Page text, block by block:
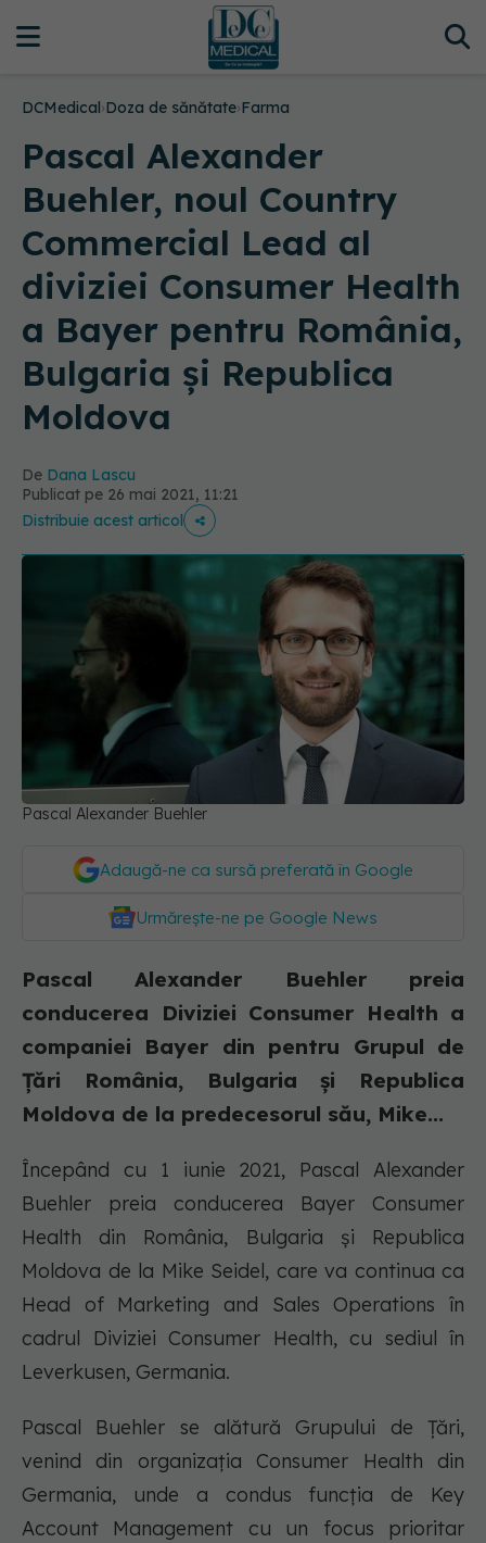
DCMedical›Doza de sănătate›Farma
Pascal Alexander
Buehler, noul Country
Commercial Lead al
diviziei Consumer Health
a Bayer pentru România,
Bulgaria și Republica
Moldova
De Dana Lascu
Publicat pe 26 mai 2021, 11:21
Distribuie acest articol
Pascal Alexander Buehler
Adaugă-ne ca sursă preferată în Google
Urmărește-ne pe Google News
Pascal Alexander Buehler preia
conducerea Diviziei Consumer Health a
companiei Bayer din pentru Grupul de
Țări România, Bulgaria și Republica
Moldova de la predecesorul său, Mike...
Începând cu 1 iunie 2021, Pascal Alexander
Buehler preia conducerea Bayer Consumer
Health din România, Bulgaria și Republica
Moldova de la Mike Seidel, care va continua ca
Head of Marketing and Sales Operations în
cadrul Diviziei Consumer Health, cu sediul în
Leverkusen, Germania.
Pascal Buehler se alătură Grupului de Țări,
venind din organizația Consumer Health din
Germania, unde a condus funcția de Key
Account Management cu un focus prioritar